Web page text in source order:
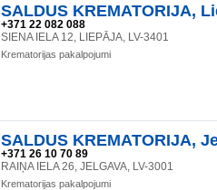
SALDUS KREMATORIJA,
+371 22 082 088
SIENA IELA 12, LIEPĀJA, LV-3401
Krematorijas pakalpojumi
SALDUS KREMATORIJA,
+371 26 10 70 89
RAIŅA IELA 26, JELGAVA, LV-3001
Krematorijas pakalpojumi